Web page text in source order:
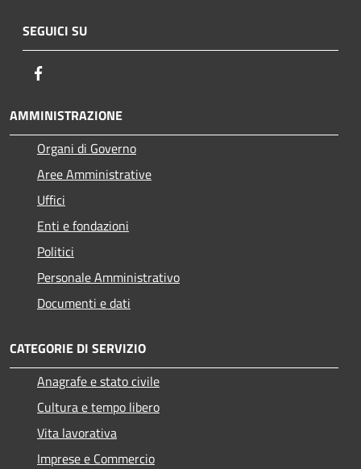
SEGUICI SU
AMMINISTRAZIONE
Organi di Governo
Aree Amministrative
Uffici
Enti e fondazioni
Politici
Personale Amministrativo
Documenti e dati
CATEGORIE DI SERVIZIO
Anagrafe e stato civile
Cultura e tempo libero
Vita lavorativa
Imprese e Commercio